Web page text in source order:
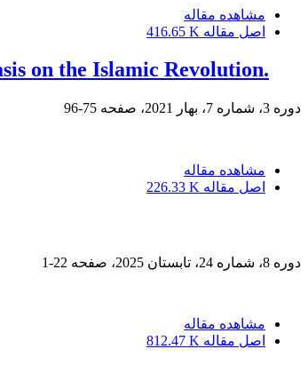
مشاهده مقاله
اصل مقاله 416.65 K
on the Islamic Revolution.
دوره 3، شماره 7، بهار 2021، صفحه 75-96
مشاهده مقاله
اصل مقاله 226.33 K
دوره 8، شماره 24، تابستان 2025، صفحه
22-1
مشاهده مقاله
اصل مقاله 812.47 K